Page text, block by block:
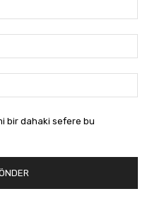
bir dahaki sefere bu